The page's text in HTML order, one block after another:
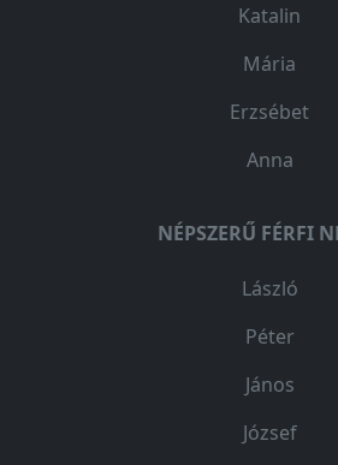
Katalin
Mária
Erzsébet
Anna
NÉPSZERŰ FÉRFI
László
Péter
János
József